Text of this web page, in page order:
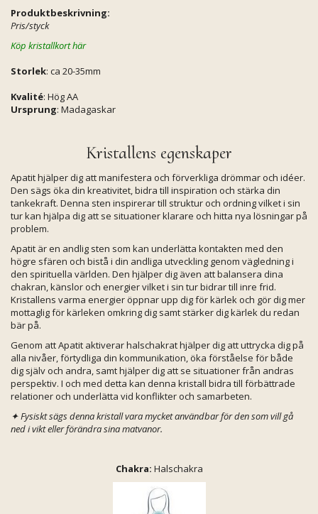
Produktbeskrivning:
Pris/styck
Köp kristallkort här
Storlek: ca 20-35mm
Kvalité: Hög AA
Ursprung: Madagaskar
Kristallens egenskaper
Apatit hjälper dig att manifestera och förverkliga drömmar och idéer.
Den sägs öka din kreativitet, bidra till inspiration och stärka din
tankekraft. Denna sten inspirerar till struktur och ordning vilket i sin
tur kan hjälpa dig att se situationer klarare och hitta nya lösningar på
problem.
Apatit är en andlig sten som kan underlätta kontakten med den
högre sfären och bistå i din andliga utveckling genom vägledning i
den spirituella världen. Den hjälper dig även att balansera dina
chakran, känslor och energier vilket i sin tur bidrar till inre frid.
Kristallens varma energier öppnar upp dig för kärlek och gör dig mer
mottaglig för kärleken omkring dig samt stärker dig kärlek du redan
bär på.
Genom att Apatit aktiverar halschakrat hjälper dig att uttrycka dig på
alla nivåer, förtydliga din kommunikation, öka förståelse för både
dig själv och andra, samt hjälper dig att se situationer från andras
perspektiv. I och med detta kan denna kristall bidra till förbättrade
relationer och underlätta vid konflikter och samarbeten.
✦Fysiskt sägs denna kristall vara mycket användbar för den som vill gå
ned i vikt eller förändra sina matvanor.
Chakra: Halschakra